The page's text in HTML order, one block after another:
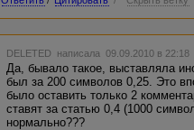
DELETED написала 09.09.2010 в
Да, бывало такое, выставляла
был за 200 символов 0,25. Это
было оставить только 2
ставят за статью 0,4 (1000
нормально???